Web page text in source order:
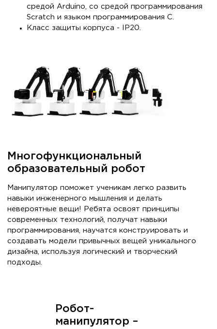
средой Arduino, со средой программирования
Scratch и языком программирования С.
Класс защиты корпуса - IP20.
Многофункциональный
образовательный робот
Манипулятор поможет ученикам легко развить
навыки инженерного мышления и делать
невероятные вещи! Ребята освоят принципы
современных технологий, получат навыки
программирования, научатся конструировать и
создавать модели привычных вещей уникального
дизайна, используя логический и творческий
подходы.
Робот-
манипулятор –